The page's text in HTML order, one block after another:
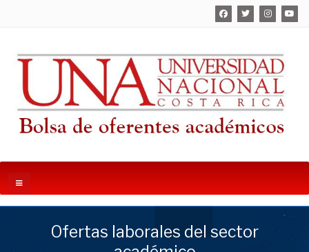
Ofertas laborales del sector